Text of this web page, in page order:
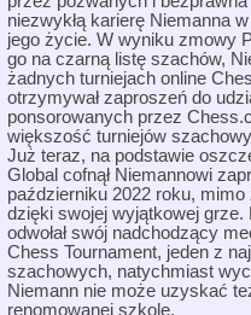
niezwykłą karierę Niemanna
jego życie. W wyniku zmowy
go na czarną listę szachów,
żadnych turniejach online
otrzymywał zaproszeń do
ponsorowanych przez
większość turniejów
Już teraz, na podstawie
Global cofnął Niemannowi
październiku 2022 roku, mimo
dzięki swojej wyjątkowej
odwołał swój nadchodzący
Chess Tournament, jeden z
szachowych, natychmiast
Niemann nie może uzyskać
renomowanej szkole.